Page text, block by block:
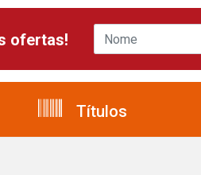
ofertas!
Títulos